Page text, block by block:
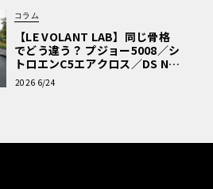
コラム
【LE VOLANT LAB】同じ骨格
でどう違う？ プジョー5008／シ
トロエンC5エアクロス／DS Nº4
読者一気乗りレポート
2026 6/24